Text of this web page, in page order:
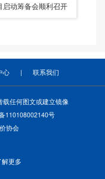
启动筹备会顺利召开
心 | 联系我们
任何图文或建立镜像
110108002140号
协会
更多